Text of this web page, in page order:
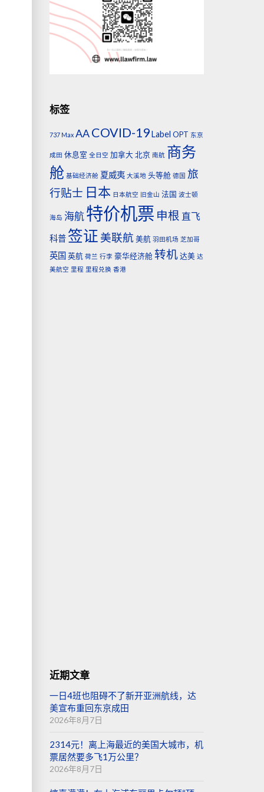
标签
737 Max AA COVID-19 Label OPT 东京
成田 休息室 全日空 加拿大 北京 南航 商务
舱 基础经济舱 夏威夷 大溪地 头等舱 德国 旅
行贴士 日本 日本航空 旧金山 法国 波士顿
海岛 海航 特价机票 申根 直飞
科普 签证 美联航 美航 羽田机场 芝加哥
英国 英航 荷兰 行李 豪华经济舱 转机 达美 达
美航空 里程 里程兑换 香港
近期文章
一日4班也阻碍不了新开亚洲航线，达
美宣布重回东京成田
2026年8月7日
2314元！离上海最近的美国大城市，机
票居然要多飞1万公里？
2026年8月7日